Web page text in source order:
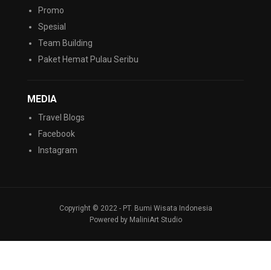
Promo
Spesial
Team Building
Paket Hemat Pulau Seribu
MEDIA
Travel Blogs
Facebook
Instagram
Copyright © 2022 - PT. Bumi Wisata Indonesia
Powered by MaliniArt Studio